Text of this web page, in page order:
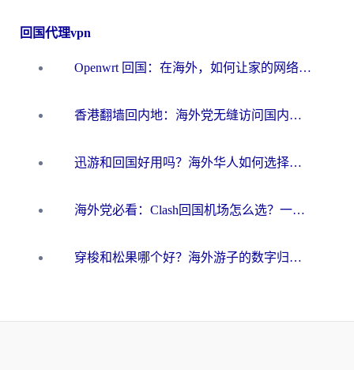
回国代理vpn
Openwrt 回国：在海外，如何让家的网络触手可及
香港翻墙回内地：海外党无缝访问国内资源的加速器选择全攻略
迅游和回国好用吗？海外华人如何选择靠谱的回国加速器
海外党必看：Clash回国机场怎么选？一篇搞定无缝访问国内资源的全攻略
穿梭和松果哪个好？海外游子的数字归乡路，到底该怎么选